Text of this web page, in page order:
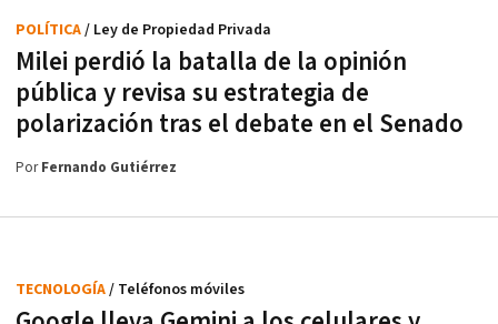
Milei perdió la batalla de la opinión
pública y revisa su estrategia de
polarización tras el debate en el Senado
POLÍTICA/ Ley de Propiedad Privada
PorFernando Gutiérrez
TECNOLOGÍA/ Teléfonos móviles